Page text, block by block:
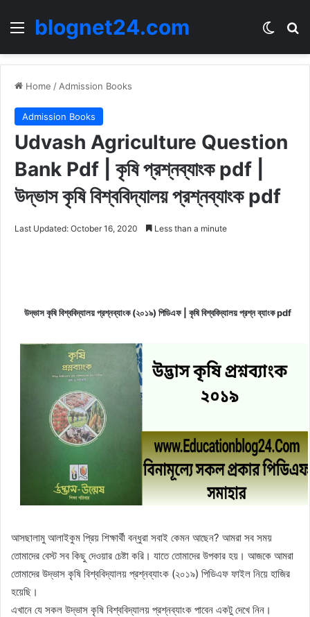
Menublognet24.com
Home / Admission Books
Admission Books
Udvash Agriculture Question
Bank Pdf | কৃষি প্রশ্নব্যাংক pdf |
উদ্ভাস কৃষি বিশ্ববিদ্যালয় প্রশ্নব্যাংক pdf
Last Updated: October 16, 2020 Less than a minute
উদ্ভাস কৃষি বিশ্ববিদ্যালয় প্রশ্নব্যাংক (২০১৯) পিডিএফ | কৃষিবিশ্ববিদ্যালয়প্রশ্ন ব্যাংক pdf
আসছালামু আলাইকুম প্রিয় শিক্ষার্থী বন্ধুরা সবাই কেমন আছেন? আমরা সব সময়
তোমাদের বেস্ট সব কিছু দেওয়ার চেষ্টা করি। যাতে তোমাদের উপকার হয়। আজকে আমরা
তোমাদের উদ্ভাস কৃষি বিশ্ববিদ্যালয় প্রশ্নব্যাংক (২০১৯) পিডিএফ ফাইল নিয়ে হাজির
হয়েছি।
এখানে যে সকল উদ্ভাস কৃষি বিশ্ববিদ্যালয় প্রশ্নব্যাংক পাবেন একটু দেখে নিন।